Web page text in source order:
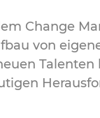
Change
von
Talenten